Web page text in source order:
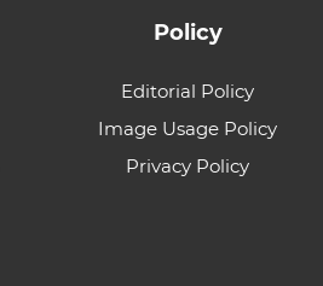
Policy
Editorial Policy
Image Usage Policy
Privacy Policy